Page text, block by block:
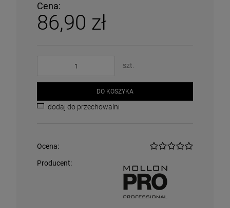
Cena:
86,90 zł
szt.
DO KOSZYKA
dodaj do przechowalni
Ocena:
Producent: